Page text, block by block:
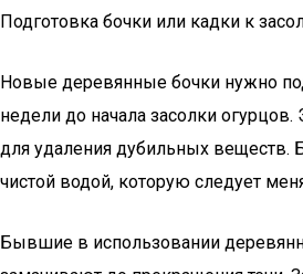
Подготовка бочки или кадки к
Новые деревянные бочки нужно
недели до начала засолки
для удаления дубильных веществ.
чистой водой, которую следует
Бывшие в использовании